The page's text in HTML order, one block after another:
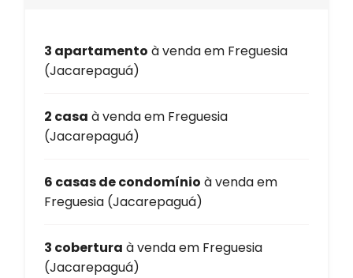
3 apartamento à venda em Freguesia
(Jacarepaguá)
2 casa à venda em Freguesia
(Jacarepaguá)
6 casas de condomínio à venda em
Freguesia (Jacarepaguá)
3 cobertura à venda em Freguesia
(Jacarepaguá)